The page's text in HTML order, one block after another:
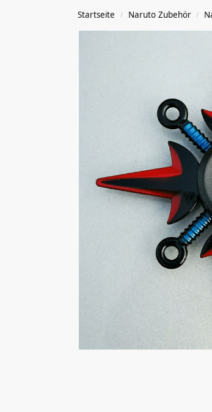
Startseite / Naruto Zubehör​ /